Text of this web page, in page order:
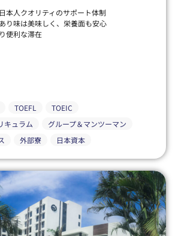
本人クオリティのサポート体制
り味は美味しく、栄養面も安心
便利な滞在
TOEFL
TOEIC
キュラム
グループ＆マンツーマン
外部寮 日本資本